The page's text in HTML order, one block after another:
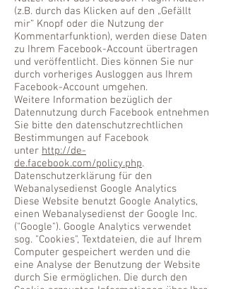
(z.B. durch das Klicken auf den „Gefällt
mir“ Knopf oder die Nutzung der
Kommentarfunktion), werden diese Daten
zu Ihrem Facebook-Account übertragen
und veröffentlicht. Dies können Sie nur
durch vorheriges Ausloggen aus Ihrem
Facebook-Account umgehen.
Weitere Information bezüglich der
Datennutzung durch Facebook entnehmen
Sie bitte den datenschutzrechtlichen
Bestimmungen auf Facebook
unter http://de-
de.facebook.com/policy.php.
Datenschutzerklärung für den
Webanalysedienst Google Analytics
Diese Website benutzt Google Analytics,
einen Webanalysedienst der Google Inc.
("Google"). Google Analytics verwendet
sog. "Cookies", Textdateien, die auf Ihrem
Computer gespeichert werden und die
eine Analyse der Benutzung der Website
durch Sie ermöglichen. Die durch den